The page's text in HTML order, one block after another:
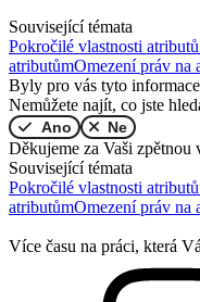
Související témata
Pokročilé vlastnosti atributů
atributůmOmezení práv na
Byly pro vás tyto
Nemůžete najít, co jste
Ano Ne
Děkujeme za Vaši zpětnou
Související témata
Pokročilé vlastnosti atributů
atributůmOmezení práv na
Více času na práci, která